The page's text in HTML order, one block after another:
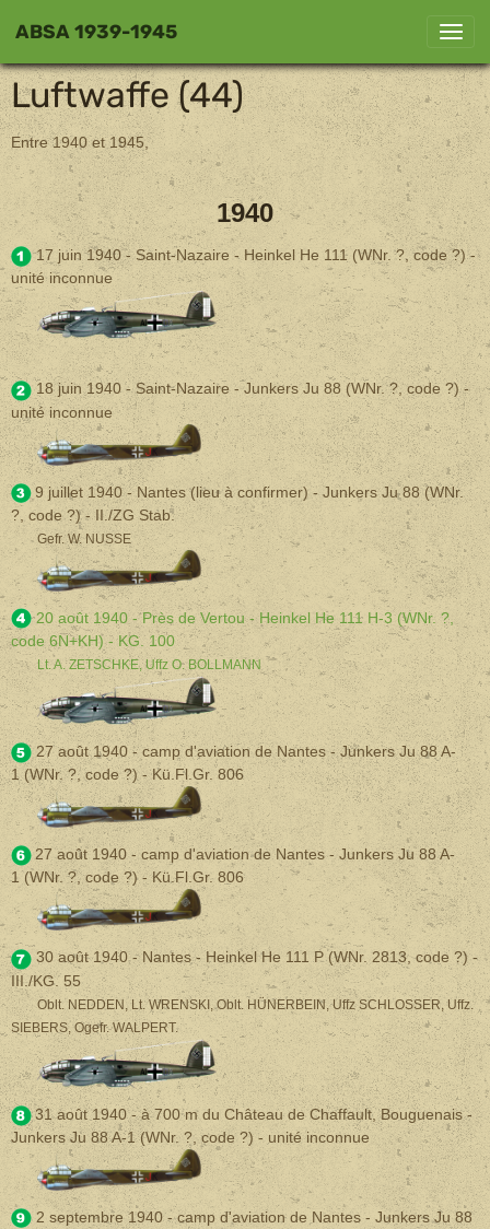
ABSA 1939-1945
Luftwaffe (44)
Entre 1940 et 1945,
1940
17 juin 1940 - Saint-Nazaire - Heinkel He 111 (WNr. ?, code ?) -
unité inconnue
18 juin 1940 - Saint-Nazaire - Junkers Ju 88 (WNr. ?, code ?) -
unité inconnue
9 juillet 1940 - Nantes (lieu à confirmer) - Junkers Ju 88(WNr.
?, code ?) - II./ZG Stab.
Gefr. W. NUSSE
20 août 1940 - Près de Vertou - Heinkel He 111 H-3 (WNr. ?,
code 6N+KH) - KG. 100
Lt. A. ZETSCHKE, Uffz O. BOLLMANN
27 août 1940 - camp d'aviation de Nantes - Junkers Ju 88 A-
1 (WNr. ?, code ?) - Kü.Fl.Gr. 806
27 août 1940 - camp d'aviation de Nantes - Junkers Ju 88 A-
1(WNr. ?, code ?) - Kü.Fl.Gr. 806
30 août 1940 - Nantes - Heinkel He 111 P (WNr. 2813, code ?) -
III./KG. 55
Oblt. NEDDEN, Lt. WRENSKI, Oblt. HÜNERBEIN, Uffz SCHLOSSER, Uffz.
SIEBERS, Ogefr. WALPERT.
31 août 1940 - à 700 m du Château de Chaffault, Bouguenais -
Junkers Ju 88 A-1(WNr. ?, code ?) - unité inconnue
2 septembre 1940 - camp d'aviation de Nantes - Junkers Ju 88